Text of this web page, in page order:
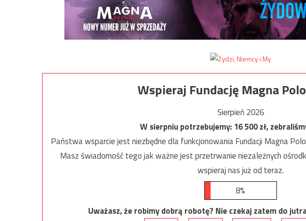
Wspieraj Fundację Magna
Sierpień 2026
W sierpniu potrzebujemy:16 500zł,
Państwa wsparcie jest niezbędne dla funkcjonowania Fundacji Magna
Masz świadomość tego jak ważne jest przetrwanie niezależnych
wspieraj nas już od teraz.
8%
Uważasz, że robimy dobrą robotę? Nie czekaj zatem do